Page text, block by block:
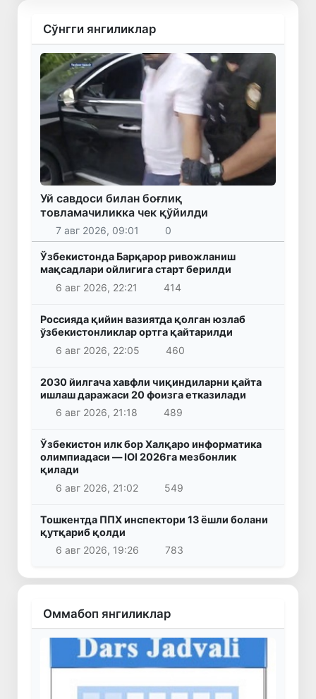
Сўнгги янгиликлар
Уй савдоси билан боғлиқ
товламачиликка чек қўйилди
7 авг 2026, 09:01 0
Ўзбекистонда Барқарор ривожланиш
мақсадлари ойлигига старт берилди
6 авг 2026, 22:21
414
Россияда қийин вазиятда қолган юзлаб
ўзбекистонликлар ортга қайтарилди
6 авг 2026, 22:05
460
2030 йилгача хавфли чиқиндиларни қайта
ишлаш даражаси 20 фоизга етказилади
6 авг 2026, 21:18
489
Ўзбекистон илк бор Халқаро информатика
олимпиадаси — IOI 2026га мезбонлик
қилади
6 авг 2026, 21:02
549
Тошкентда ППХ инспектори 13 ёшли болани
қутқариб қолди
6 авг 2026, 19:26
783
Оммабоп янгиликлар